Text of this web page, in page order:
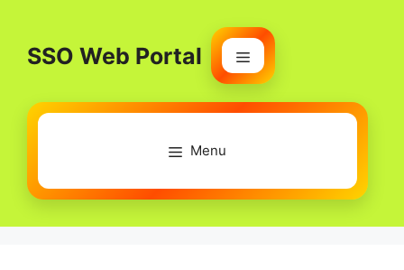
contentSSO Web Portal
Menu
Menu